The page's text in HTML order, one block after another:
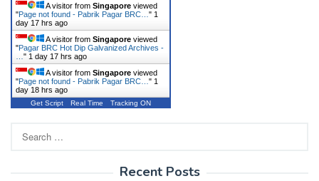
A visitor from Singapore viewed
"Page not found - Pabrik Pagar BRC… " 1
day 17 hrs ago
A visitor from Singapore viewed
"Pagar BRC Hot Dip Galvanized Archives -
" 1 day 17 hrs ago
A visitor from Singapore viewed
"Page not found - Pabrik Pagar BRC… " 1
day 18 hrs ago
Get Script Real Time Tracking ON
for:
Recent Posts